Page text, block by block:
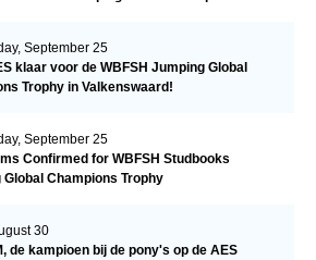
September 25
klaar voor de WBFSH Jumping Global
Trophy in Valkenswaard!
September 25
Confirmed for WBFSH Studbooks
Global Champions Trophy
30
de kampioen bij de pony's op de AES